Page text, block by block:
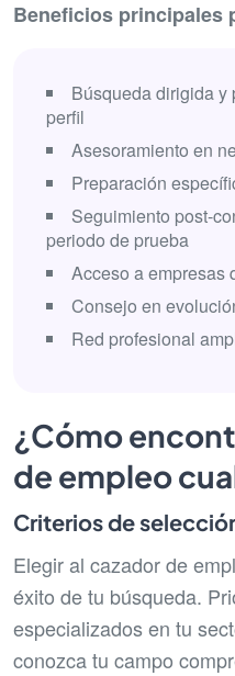
Beneficios principales
Búsqueda dirigida y
perfil
Asesoramiento en
Preparación
Seguimiento post-
periodo de prueba
Acceso a empresas
Consejo en
Red profesional
¿Cómo
de empleo
Criterios de
Elegir al cazador de
éxito de tu búsqueda.
especializados en tu
conozca tu campo